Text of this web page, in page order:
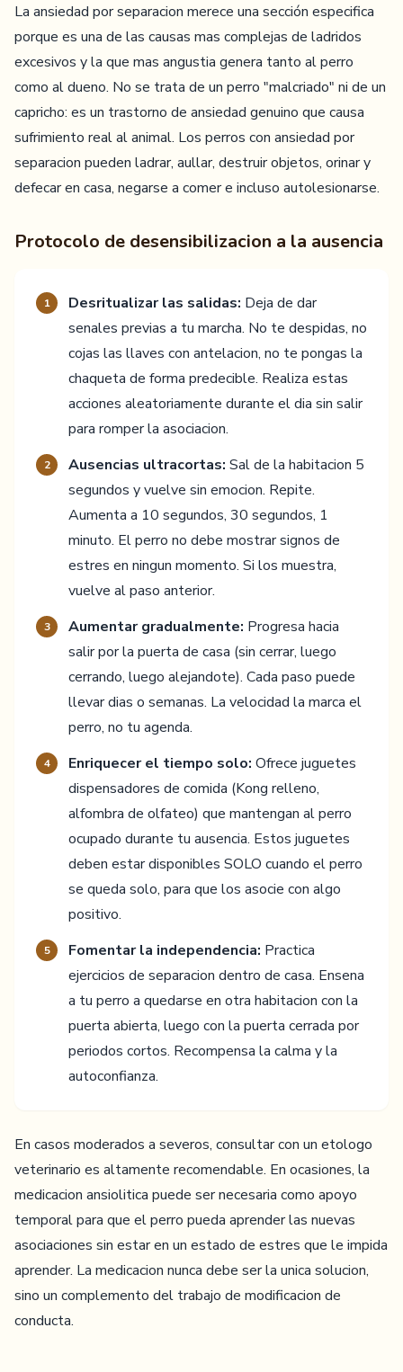
La ansiedad por separacion merece una sección especifica
porque es una de las causas mas complejas de ladridos
excesivos y la que mas angustia genera tanto al perro
como al dueno. No se trata de un perro "malcriado" ni de un
capricho: es un trastorno de ansiedad genuino que causa
sufrimiento real al animal. Los perros con ansiedad por
separacion pueden ladrar, aullar, destruir objetos, orinar y
defecar en casa, negarse a comer e incluso autolesionarse.
Protocolo de desensibilizacion a la ausencia
1 Desritualizar las salidas: Deja de dar
senales previas a tu marcha. No te despidas, no
cojas las llaves con antelacion, no te pongas la
chaqueta de forma predecible. Realiza estas
acciones aleatoriamente durante el dia sin salir
para romper la asociacion.
2 Ausencias ultracortas: Sal de la habitacion 5
segundos y vuelve sin emocion. Repite.
Aumenta a 10 segundos, 30 segundos, 1
minuto. El perro no debe mostrar signos de
estres en ningun momento. Si los muestra,
vuelve al paso anterior.
3 Aumentar gradualmente: Progresa hacia
salir por la puerta de casa (sin cerrar, luego
cerrando, luego alejandote). Cada paso puede
llevar dias o semanas. La velocidad la marca el
perro, no tu agenda.
4 Enriquecer el tiempo solo: Ofrece juguetes
dispensadores de comida (Kong relleno,
alfombra de olfateo) que mantengan al perro
ocupado durante tu ausencia. Estos juguetes
deben estar disponibles SOLO cuando el perro
se queda solo, para que los asocie con algo
positivo.
5 Fomentar la independencia: Practica
ejercicios de separacion dentro de casa. Ensena
a tu perro a quedarse en otra habitacion con la
puerta abierta, luego con la puerta cerrada por
periodos cortos. Recompensa la calma y la
autoconfianza.
En casos moderados a severos, consultar con un etologo
veterinario es altamente recomendable. En ocasiones, la
medicacion ansiolitica puede ser necesaria como apoyo
temporal para que el perro pueda aprender las nuevas
asociaciones sin estar en un estado de estres que le impida
aprender. La medicacion nunca debe ser la unica solucion,
sino un complemento del trabajo de modificacion de
conducta.